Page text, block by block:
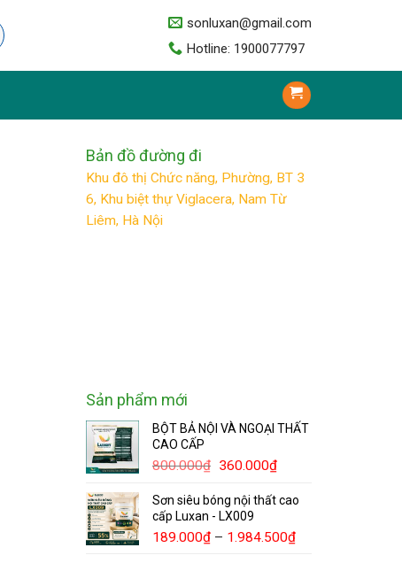
sonluxan@gmail.com
Hotline: 1900077797
Bản đồ đường đi
Khu đô thị Chức năng, Phường, BT 3
6, Khu biệt thự Viglacera, Nam Từ
Liêm, Hà Nội
Sản phẩm mới
BỘT BẢ NỘI VÀ NGOẠI THẤT
CAO CẤP
800.000₫ 360.000₫
Sơn siêu bóng nội thất cao
cấp Luxan - LX009
189.000₫ – 1.984.500₫